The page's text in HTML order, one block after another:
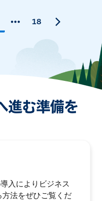
18
進む準備を
入によりビジネス
法をぜひご覧くだ